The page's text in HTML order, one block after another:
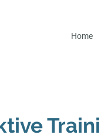
Home